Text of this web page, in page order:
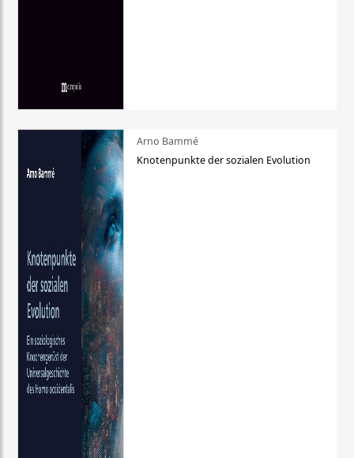
Arno Bammé
Knotenpunkte der sozialen Evolution